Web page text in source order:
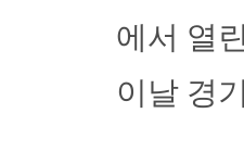
에서 열
이날 경